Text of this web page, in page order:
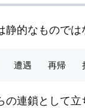
静的なものでは
の連鎖として立